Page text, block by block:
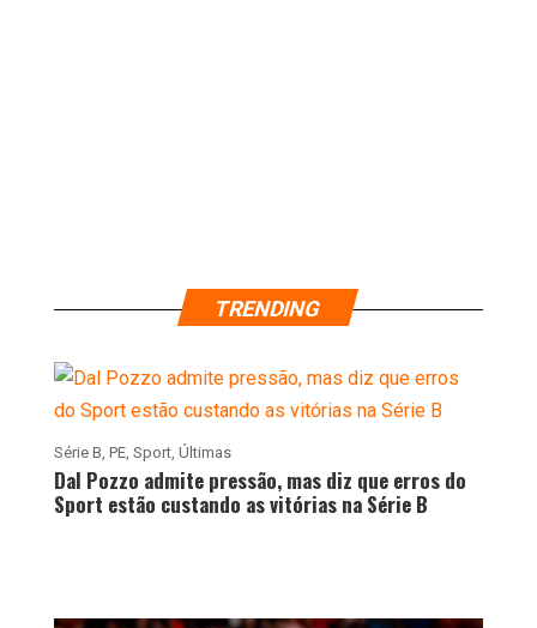
TRENDING
Série B PE, Sport, Últimas
Dal Pozzo admite pressão, mas diz que erros do
Sport estão custando as vitórias na Série B